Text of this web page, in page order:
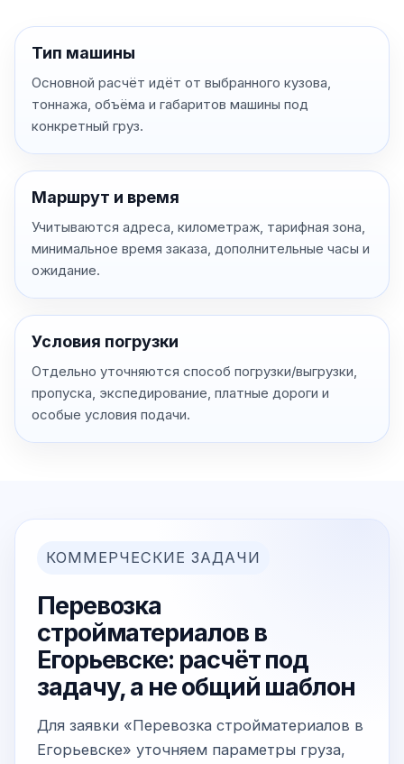
Тип машины
Основной расчёт идёт от выбранного кузова,
тоннажа, объёма и габаритов машины под
конкретный груз.
Маршрут и время
Учитываются адреса, километраж, тарифная зона,
минимальное время заказа, дополнительные часы и
ожидание.
Условия погрузки
Отдельно уточняются способ погрузки/выгрузки,
пропуска, экспедирование, платные дороги и
особые условия подачи.
КОММЕРЧЕСКИЕ ЗАДАЧИ
Перевозка
стройматериалов в
Егорьевске: расчёт под
задачу, а не общий шаблон
Для заявки «Перевозка стройматериалов в
Егорьевске» уточняем параметры груза,